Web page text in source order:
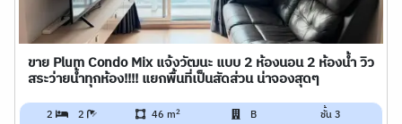
ขาย Plum Condo Mix แจ้งวัฒนะ แบบ 2 ห้องนอน 2 ห้องน้ำ วิว
สระว่ายน้ำทุกห้อง!!!! แยกพื้นที่เป็นสัดส่วน น่าจองสุดๆ
2 2 46 m2 B ชั้น 3